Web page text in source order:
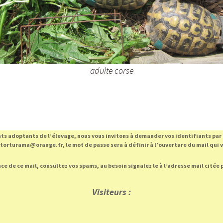
hiberner
juvénile
Hibernation in-nature
réveil prématuré
Fiche Sanitaire TORTURAMA
Le TIQUE attaque votre
tortue aussi!
Manucure pour tortue
Incubateurs/Couveuses
Reproduction vidéo
des Tortues
adulte corse
adoptants de l’élevage, nous vous invitons à demander vos identifiants
le mot de passe sera à définir à l’ouverture du mail qui
de ce mail, consultez vos spams, au besoin signalez le à l’adresse mail citée
Visiteurs :